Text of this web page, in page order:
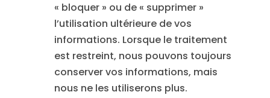
« bloquer » ou de « supprimer »
l’utilisation ultérieure de vos
informations. Lorsque le traitement
est restreint, nous pouvons toujours
conserver vos informations, mais
nous ne les utiliserons plus.